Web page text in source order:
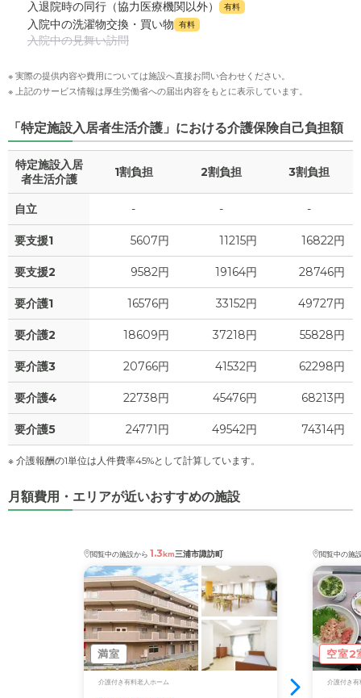
入退院時の同行（協力医療機関以外） 有料
入院中の洗濯物交換・買い物 有料
入院中の見舞い訪問
※ 実際の提供内容や費用については施設へ直接お問い合わせください。
※ 上記のサービス情報は厚生労働省への届出内容をもとに表示しています。
「特定施設入居者生活介護」における介護保険自己負担額
特定施設入居
者生活介護
1割負担 2割負担 3割負担
自立 - - -
要支援1 5607円 11215円 16822円
要支援2 9582円 19164円 28746円
要介護1 16576円 33152円 49727円
要介護2 18609円 37218円 55828円
要介護3 20766円 41532円 62298円
要介護4 22738円 45476円 68213円
要介護5 24771円 49542円 74314円
※ 介護報酬の1単位は人件費率45%として計算しています。
月額費用・エリアが近いおすすめの施設
閲覧中の施設から 1.3km三浦市諏訪町
満室
介護付き有料老人ホーム
閲覧中の施
空室2
介護付き有